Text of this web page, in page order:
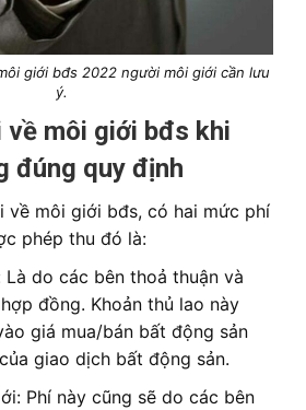
giới bđs 2022 người môi giới cần lưu
ý.
về môi giới bđs khi
đúng quy định
về môi giới bđs, có hai mức phí
phép thu đó là:
do các bên thoả thuận và
đồng. Khoản thủ lao này
giá mua/bán bất động sản
giao dịch bất động sản.
Phí này cũng sẽ do các bên